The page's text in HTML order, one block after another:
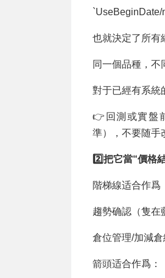
也就決定了所有
同一個品種，
對于已經有系統
👉回測或實盤
準），不要随手
2️⃣把它當“價格
階梯線适合作爲
趨勢确認（隻在
倉位管理/加減
箭頭适合作爲：